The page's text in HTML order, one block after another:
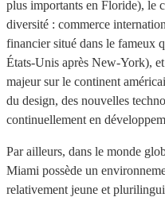
plus importants en Floride), le
diversité : commerce
financier situé dans le fameux
États-Unis après New-York),
majeur sur le continent
du design, des nouvelles
continuellement en
Par ailleurs, dans le monde
Miami possède un
relativement jeune et